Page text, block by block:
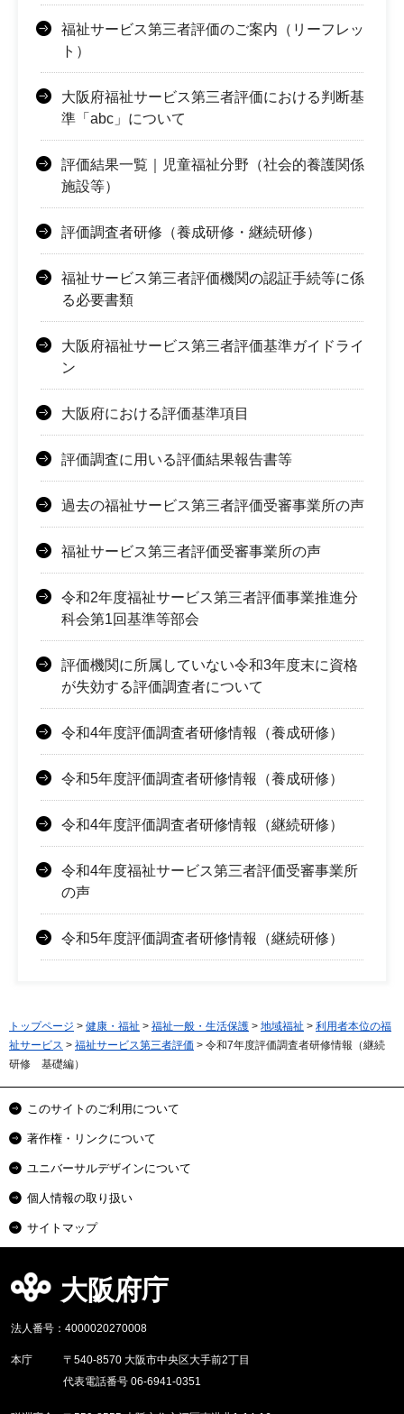
福祉サービス第三者評価のご案内（リーフレッ
ト）
大阪府福祉サービス第三者評価における判断基
準「abc」について
評価結果一覧｜児童福祉分野（社会的養護関係
施設等）
評価調査者研修（養成研修・継続研修）
福祉サービス第三者評価機関の認証手続等に係
る必要書類
大阪府福祉サービス第三者評価基準ガイドライ
ン
大阪府における評価基準項目
評価調査に用いる評価結果報告書等
過去の福祉サービス第三者評価受審事業所の声
福祉サービス第三者評価受審事業所の声
令和2年度福祉サービス第三者評価事業推進分
科会第1回基準等部会
評価機関に所属していない令和3年度末に資格
が失効する評価調査者について
令和4年度評価調査者研修情報（養成研修）
令和5年度評価調査者研修情報（養成研修）
令和4年度評価調査者研修情報（継続研修）
令和4年度福祉サービス第三者評価受審事業所
の声
令和5年度評価調査者研修情報（継続研修）
トップページ > 健康・福祉 > 福祉一般・生活保護 > 地域福祉 > 利用者本位の福
祉サービス > 福祉サービス第三者評価 > 令和7年度評価調査者研修情報（継続
研修 基礎編）
このサイトのご利用について
著作権・リンクについて
ユニバーサルデザインについて
個人情報の取り扱い
サイトマップ
大阪府庁
法人番号：4000020270008
本庁
〒540-8570 大阪市中央区大手前2丁目
代表電話番号 06-6941-0351